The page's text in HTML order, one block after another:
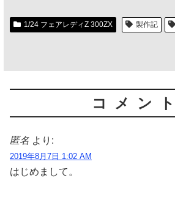
1/24 フェアレディZ 300ZX 製作記
コメント
匿名 より:
2019年8月7日 1:02 AM
はじめまして。